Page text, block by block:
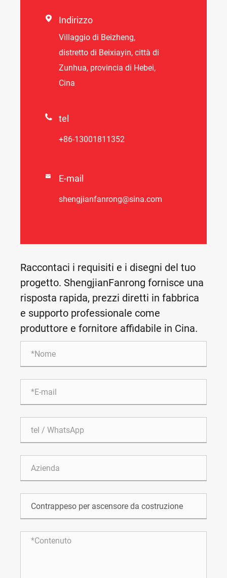
 Indirizzo
Villaggio di Beizheng,
distretto di Beixiayin, città di
Zunhua, provincia di Hebei,
Cina
 tel
+86-13001811352
 E-mail
shengjianfanrong@sina.com
Raccontaci i requisiti e i disegni del tuo
progetto. ShengjianFanrong fornisce una
risposta rapida, prezzi diretti in fabbrica
e supporto professionale come
produttore e fornitore affidabile in Cina.